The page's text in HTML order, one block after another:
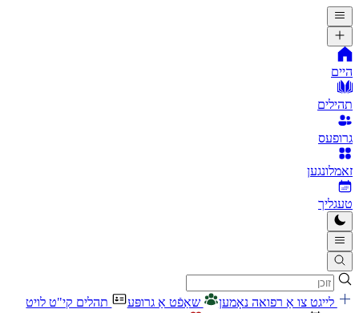
היים
תהילים
גרופעס
זאמלונגען
טעגליך
לייגט צו אַ רפואה נאָמען שאַפֿט אַ גרופּע
תהלים קי"ט לויט